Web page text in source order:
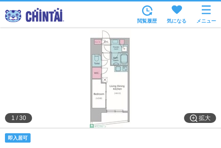
沿線・駅から
住所から
家賃相場から
通勤通学時間から
不動産会社から
閲覧履歴 気になる メニュー
拡大
1 /30
即入居可